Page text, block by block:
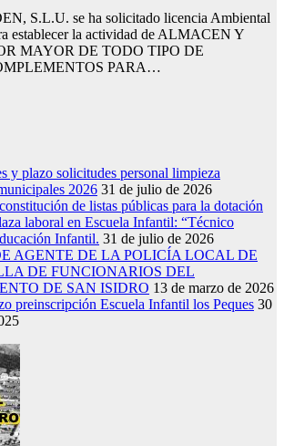
S.L.U. se ha solicitado licencia Ambiental
establecer la actividad de ALMACEN Y
MAYOR DE TODO TIPO DE
PARA…
y plazo solicitudes personal limpieza
2026 31 de julio de 2026
de listas públicas para la dotación
laboral en Escuela Infantil: “Técnico
Infantil. 31 de julio de 2026
AGENTE DE LA POLICÍA LOCAL DE
DE FUNCIONARIOS DEL
DE SAN ISIDRO 13 de marzo de 2026
preinscripción Escuela Infantil los Peques 30